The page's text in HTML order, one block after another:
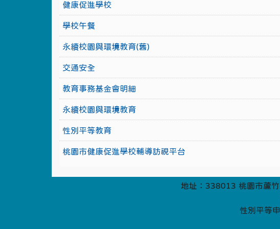
健康促進學校
學校午餐
永續校園與環境教育(舊)
交通安全
教育事務基金會明細
永續校園與環境教育
性別平等教育
桃園市健康促進學校輔導訪視平台
地址：338013 桃園市蘆
性別平等